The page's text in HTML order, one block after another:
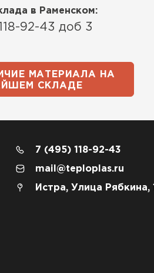
в Раменском:
92-43 доб 3
МАТЕРИАЛА НА
СКЛАДЕ
7 (495) 118-92-43
mail@teploplas.ru
Истра, Улица Рябкина,